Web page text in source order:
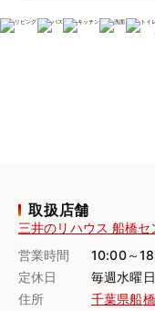
取扱店舗
三井のリハウス 船橋セ
営業時間
10:00～
定休日
毎週水曜日
住所
千葉県船